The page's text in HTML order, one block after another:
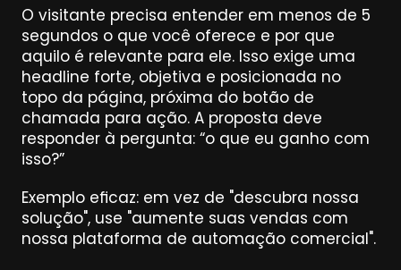
O visitante precisa entender em menos de 5
segundos o que você oferece e por que
aquilo é relevante para ele. Isso exige uma
headline forte, objetiva e posicionada no
topo da página, próxima do botão de
chamada para ação. A proposta deve
responder à pergunta: “o que eu ganho com
isso?”
Exemplo eficaz: em vez de "descubra nossa
solução", use "aumente suas vendas com
nossa plataforma de automação comercial".